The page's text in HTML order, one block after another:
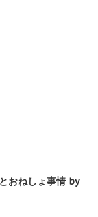
おねしょ事情 by